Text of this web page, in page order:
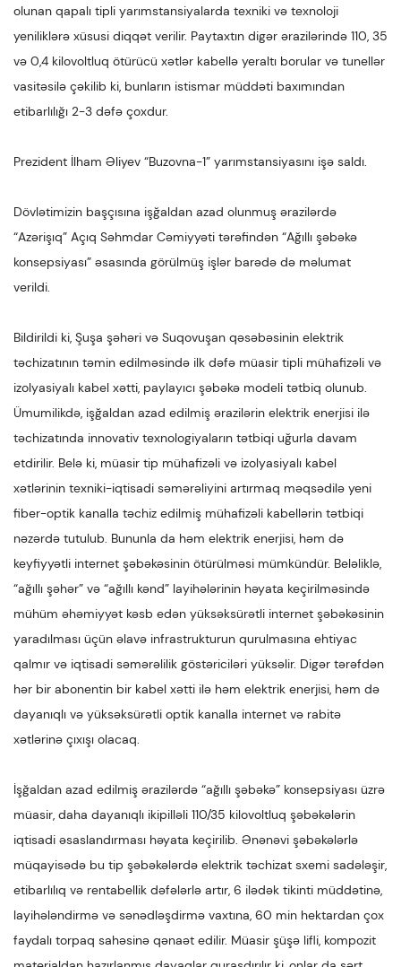
olunan qapalı tipli yarımstansiyalarda texniki və texnoloji
yeniliklərə xüsusi diqqət verilir. Paytaxtın digər ərazilərində 110, 35
və 0,4 kilovoltluq ötürücü xətlər kabellə yeraltı borular və tunellər
vasitəsilə çəkilib ki, bunların istismar müddəti baxımından
etibarlılığı 2-3 dəfə çoxdur.
Prezident İlham Əliyev “Buzovna-1” yarımstansiyasını işə saldı.
Dövlətimizin başçısına işğaldan azad olunmuş ərazilərdə
“Azərişıq” Açıq Səhmdar Cəmiyyəti tərəfindən “Ağıllı şəbəkə
konsepsiyası” əsasında görülmüş işlər barədə də məlumat
verildi.
Bildirildi ki, Şuşa şəhəri və Suqovuşan qəsəbəsinin elektrik
təchizatının təmin edilməsində ilk dəfə müasir tipli mühafizəli və
izolyasiyalı kabel xətti, paylayıcı şəbəkə modeli tətbiq olunub.
Ümumilikdə, işğaldan azad edilmiş ərazilərin elektrik enerjisi ilə
təchizatında innovativ texnologiyaların tətbiqi uğurla davam
etdirilir. Belə ki, müasir tip mühafizəli və izolyasiyalı kabel
xətlərinin texniki-iqtisadi səmərəliyini artırmaq məqsədilə yeni
fiber-optik kanalla təchiz edilmiş mühafizəli kabellərin tətbiqi
nəzərdə tutulub. Bununla da həm elektrik enerjisi, həm də
keyfiyyətli internet şəbəkəsinin ötürülməsi mümkündür. Beləliklə,
“ağıllı şəhər” və “ağıllı kənd” layihələrinin həyata keçirilməsində
mühüm əhəmiyyət kəsb edən yüksəksürətli internet şəbəkəsinin
yaradılması üçün əlavə infrastrukturun qurulmasına ehtiyac
qalmır və iqtisadi səmərəlilik göstəriciləri yüksəlir. Digər tərəfdən
hər bir abonentin bir kabel xətti ilə həm elektrik enerjisi, həm də
dayanıqlı və yüksəksürətli optik kanalla internet və rabitə
xətlərinə çıxışı olacaq.
İşğaldan azad edilmiş ərazilərdə “ağıllı şəbəkə” konsepsiyası üzrə
müasir, daha dayanıqlı ikipilləli 110/35 kilovoltluq şəbəkələrin
iqtisadi əsaslandırması həyata keçirilib. Ənənəvi şəbəkələrlə
müqayisədə bu tip şəbəkələrdə elektrik təchizat sxemi sadələşir,
etibarlılıq və rentabellik dəfələrlə artır, 6 ilədək tikinti müddətinə,
layihələndirmə və sənədləşdirmə vaxtına, 60 min hektardan çox
faydalı torpaq sahəsinə qənaət edilir. Müasir şüşə lifli, kompozit